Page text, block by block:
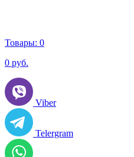
Товары: 0
0 руб.
Viber
Telergram